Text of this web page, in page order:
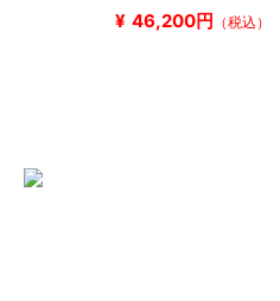
¥ 46,200円 （税込）